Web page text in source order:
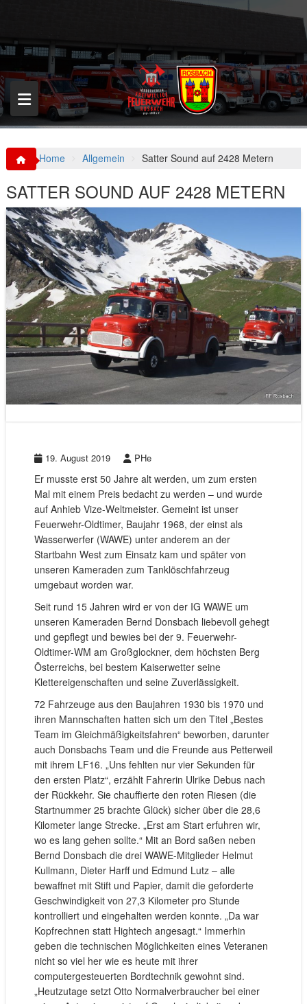
p
o
c
o
n
t
Home Allgemein Satter Sound auf 2428 Metern
SATTER SOUND AUF 2428 METERN
19. August 2019 PHe
Er musste erst 50 Jahre alt werden, um zum ersten
Mal mit einem Preis bedacht zu werden – und wurde
auf Anhieb Vize-Weltmeister. Gemeint ist unser
Feuerwehr-Oldtimer, Baujahr 1968, der einst als
Wasserwerfer (WAWE) unter anderem an der
Startbahn West zum Einsatz kam und später von
unseren Kameraden zum Tanklöschfahrzeug
umgebaut worden war.
Seit rund 15 Jahren wird er von der IG WAWE um
unseren Kameraden Bernd Donsbach liebevoll gehegt
und gepflegt und bewies bei der 9. Feuerwehr-
Oldtimer-WM am Großglockner, dem höchsten Berg
Österreichs, bei bestem Kaiserwetter seine
Klettereigenschaften und seine Zuverlässigkeit.
72 Fahrzeuge aus den Baujahren 1930 bis 1970 und
ihren Mannschaften hatten sich um den Titel „Bestes
Team im Gleichmäßigkeitsfahren“ beworben, darunter
auch Donsbachs Team und die Freunde aus Petterweil
mit ihrem LF16. „Uns fehlten nur vier Sekunden für
den ersten Platz“, erzählt Fahrerin Ulrike Debus nach
der Rückkehr. Sie chauffierte den roten Riesen (die
Startnummer 25 brachte Glück) sicher über die 28,6
Kilometer lange Strecke. „Erst am Start erfuhren wir,
wo es lang gehen sollte.“ Mit an Bord saßen neben
Bernd Donsbach die drei WAWE-Mitglieder Helmut
Kullmann, Dieter Harff und Edmund Lutz – alle
bewaffnet mit Stift und Papier, damit die geforderte
Geschwindigkeit von 27,3 Kilometer pro Stunde
kontrolliert und eingehalten werden konnte. „Da war
Kopfrechnen statt Hightech angesagt.“ Immerhin
geben die technischen Möglichkeiten eines Veteranen
nicht so viel her wie es heute mit ihrer
computergesteuerten Bordtechnik gewohnt sind.
„Heutzutage setzt Otto Normalverbraucher bei einer